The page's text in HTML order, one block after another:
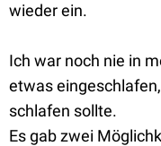
wieder ein.
Ich war noch nie in
etwas
schlafen sollte.
Es gab zwei